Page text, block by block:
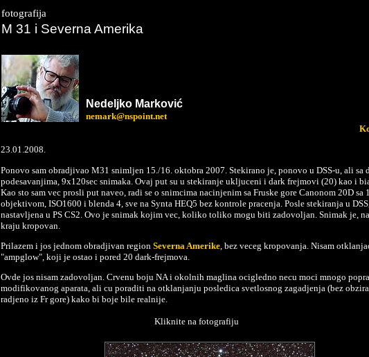
fotografija
M 31 i Severna Amerika
Nedeljko Marković
nemark@nspoint.net
23.01.2008.
Ponovo sam obradjivao M31 snimljen 15./16. oktobra 2007. Stekirano je, ponovo u DSS-u, ali sa
podesavanjima, 9x120sec snimaka. Ovaj put su u stekiranje ukljuceni i dark frejmovi (20) kao i
Kao sto sam vec prosli put naveo, radi se o snimcima nacinjenim sa Fruske gore Canonom 20D sa
objektivom, ISO1600 i blenda 4, sve na Synta HEQ5 bez kontrole pracenja. Posle stekiranja u
nastavljena u PS CS2. Ovo je snimak kojim vec, koliko toliko mogu biti zadovoljan. Snimak je,
kraju kropovan.
Prilazem i jos jednom obradjivan region Severna Amerike , bez veceg kropovanja. Nisam
"ampglow", koji je ostao i pored 20 dark-frejmova.
Ovde jos nisam zadovoljan. Crvenu boju NA i okolnih maglina ocigledno necu moci mnogo
modifikovanog aparata, ali cu poraditi na otklanjanju posledica svetlosnog zagadjenja (bez
radjeno iz Fr gore) kako bi boje bile realnije.
Kliknite na fotografiju